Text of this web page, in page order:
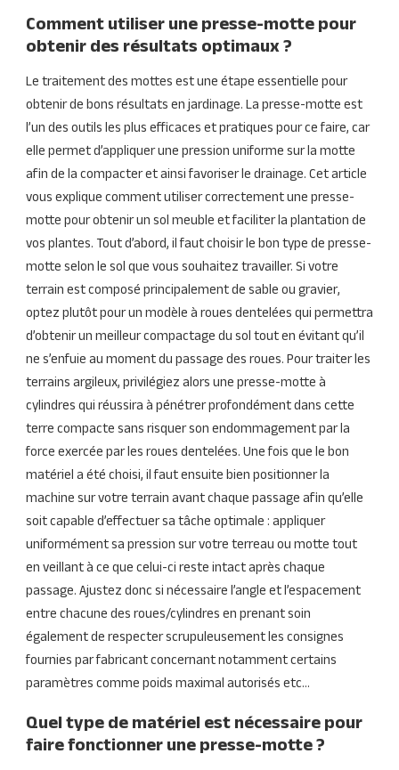
Comment utiliser une presse-motte pour
obtenir des résultats optimaux ?
Le traitement des mottes est une étape essentielle pour
obtenir de bons résultats en jardinage. La presse-motte est
l’un des outils les plus efficaces et pratiques pour ce faire, car
elle permet d’appliquer une pression uniforme sur la motte
afin de la compacter et ainsi favoriser le drainage. Cet article
vous explique comment utiliser correctement une presse-
motte pour obtenir un sol meuble et faciliter la plantation de
vos plantes. Tout d’abord, il faut choisir le bon type de presse-
motte selon le sol que vous souhaitez travailler. Si votre
terrain est composé principalement de sable ou gravier,
optez plutôt pour un modèle à roues dentelées qui permettra
d’obtenir un meilleur compactage du sol tout en évitant qu’il
ne s’enfuie au moment du passage des roues. Pour traiter les
terrains argileux, privilégiez alors une presse-motte à
cylindres qui réussira à pénétrer profondément dans cette
terre compacte sans risquer son endommagement par la
force exercée par les roues dentelées. Une fois que le bon
matériel a été choisi, il faut ensuite bien positionner la
machine sur votre terrain avant chaque passage afin qu’elle
soit capable d’effectuer sa tâche optimale : appliquer
uniformément sa pression sur votre terreau ou motte tout
en veillant à ce que celui-ci reste intact après chaque
passage. Ajustez donc si nécessaire l’angle et l’espacement
entre chacune des roues/cylindres en prenant soin
également de respecter scrupuleusement les consignes
fournies par fabricant concernant notamment certains
paramètres comme poids maximal autorisés etc…
Quel type de matériel est nécessaire pour
faire fonctionner une presse-motte ?